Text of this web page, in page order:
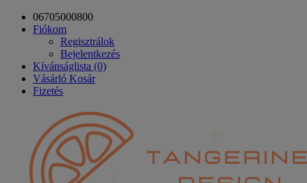
06705000800
Fiókom
Regisztrálok
Bejelentkezés
Kívánságlista (0)
Vásárló Kosár
Fizetés